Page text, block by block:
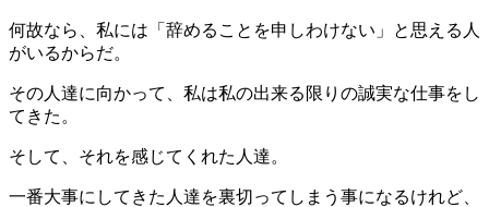
何故なら、私には「辞めることを申しわけない」と思える人
がいるからだ。
その人達に向かって、私は私の出来る限りの誠実な仕事をし
てきた。
そして、それを感じてくれた人達。
一番大事にしてきた人達を裏切ってしまう事になるけれど、